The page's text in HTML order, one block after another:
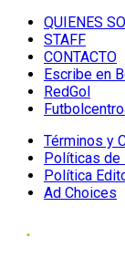
QUIENES
STAFF
CONTACTO
Escribe en
RedGol
Términos y
Políticas de
Política
Ad Choices